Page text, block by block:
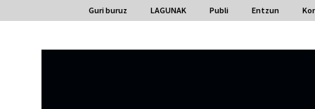
Guri buruz LAGUNAK Publi Entzun